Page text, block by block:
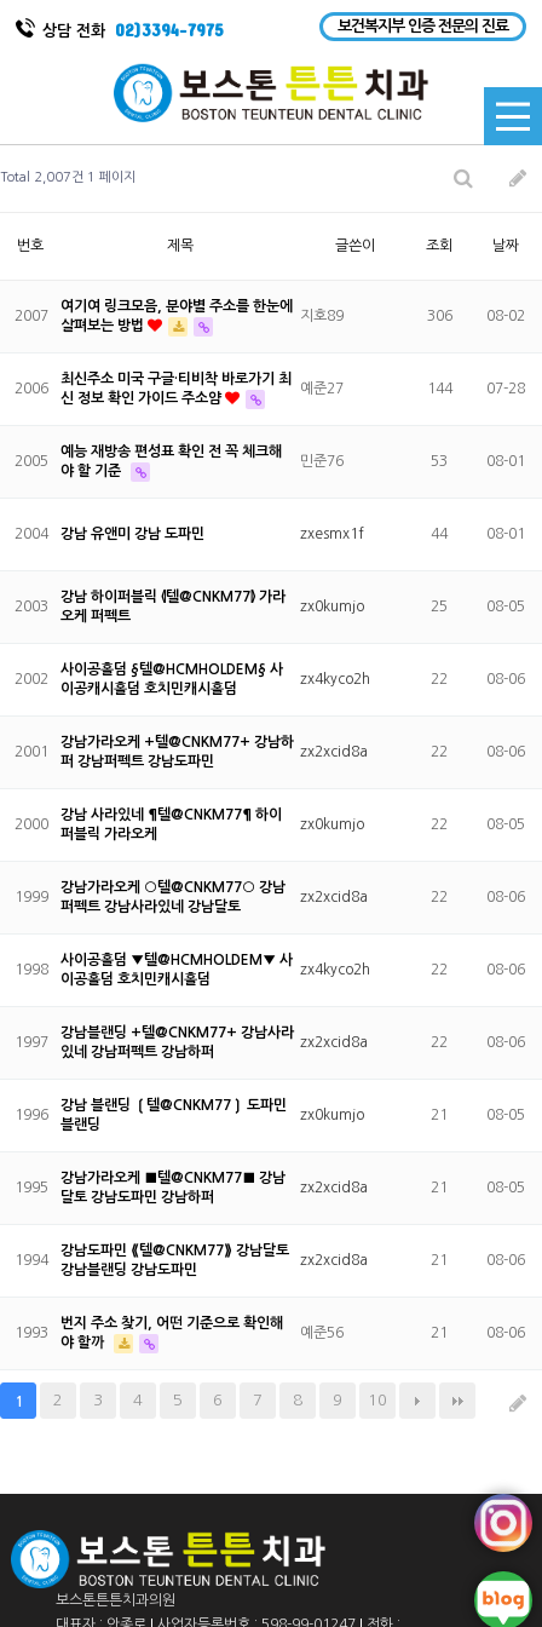
상담 전화 02)3394-7975 보건복지부 인증 전문의 진료
Total 2,007건 1 페이지
번호 제목 글쓴이 조회 날짜
2007
여기여 링크모음, 분야별 주소를 한눈에
살펴보는 방법
지호89 306 08-02
2006
최신주소 미국 구글·티비착 바로가기 최
신 정보 확인 가이드 주소얌
예준27 144 07-28
2005
예능 재방송 편성표 확인 전 꼭 체크해
야 할 기준
민준76 53 08-01
2004 강남 유앤미 강남 도파민 zxesmx1f 44 08-01
2003
강남 하이퍼블릭 ⦉텔@CNKM77⦊ 가라
오케 퍼펙트
zx0kumjo 25 08-05
2002
사이공홀덤 §텔@HCMHOLDEM§ 사
이공캐시홀덤 호치민캐시홀덤
zx4kyco2h 22 08-06
2001
강남가라오케 +텔@CNKM77+ 강남하
퍼 강남퍼펙트 강남도파민
zx2xcid8a 22 08-06
2000
강남 사라있네 ¶텔@CNKM77¶ 하이
퍼블릭 가라오케
zx0kumjo 22 08-05
1999
강남가라오케 ○텔@CNKM77○ 강남
퍼펙트 강남사라있네 강남달토
zx2xcid8a 22 08-06
1998
사이공홀덤 ▼텔@HCMHOLDEM▼ 사
이공홀덤 호치민캐시홀덤
zx4kyco2h 22 08-06
1997
강남블랜딩 +텔@CNKM77+ 강남사라
있네 강남퍼펙트 강남하퍼
zx2xcid8a 22 08-06
1996
강남 블랜딩 ❲텔@CNKM77❳ 도파민
블랜딩
zx0kumjo 21 08-05
1995
강남가라오케 ■텔@CNKM77■ 강남
달토 강남도파민 강남하퍼
zx2xcid8a 21 08-05
1994
강남도파민 ⟪텔@CNKM77⟫ 강남달토
강남블랜딩 강남도파민
zx2xcid8a 21 08-06
1993
번지 주소 찾기, 어떤 기준으로 확인해
야 할까
예준56 21 08-06
1 2 3 4 5 6 7 8 9 10
보스톤튼튼치과의원